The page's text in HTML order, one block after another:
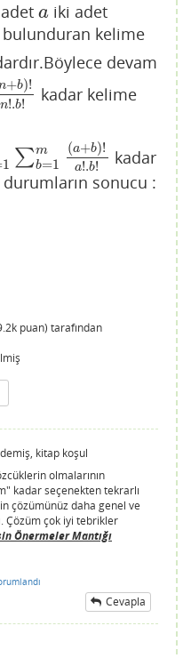
a
aiki adet
bulunduran kelime
devam
+b)!
n!.b!
+b)! n!.b!
kadar kelime
1 ∑m
b=1
(a+b)!
a!.b!
n ∑b =1m a+b)!a !.b!
kadar
sonucu :
puan) tarafından
demiş, kitap koşul
olmalarının
kadar seçenekten tekrarlı
çözümünüz daha genel ve
Çözüm çok iyi tebrikler
Önermeler Mantığı
Cevapla